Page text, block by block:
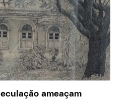
ameaçam